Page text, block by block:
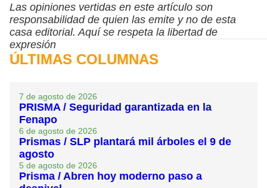
Las opiniones vertidas en este artículo son
responsabilidad de quien las emite y no de esta
casa editorial. Aquí se respeta la libertad de
expresión
ÚLTIMAS COLUMNAS
7 de agosto de 2026
PRISMA / Seguridad garantizada en la
Fenapo
6 de agosto de 2026
Prismas / SLP plantará mil árboles el 9 de
agosto
5 de agosto de 2026
Prisma / Abren hoy moderno paso a